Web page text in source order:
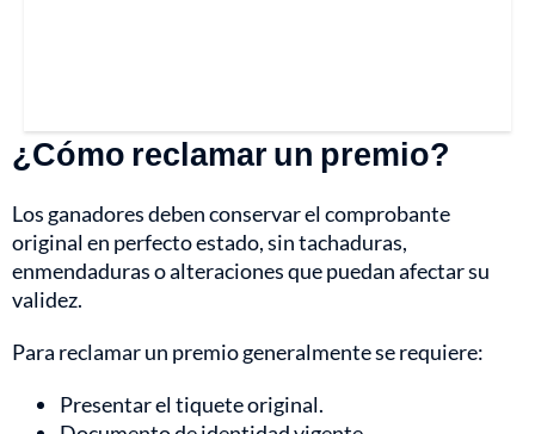
¿Cómo reclamar un premio?
Los ganadores deben conservar el comprobante
original en perfecto estado, sin tachaduras,
enmendaduras o alteraciones que puedan afectar su
validez.
Para reclamar un premio generalmente se requiere:
Presentar el tiquete original.